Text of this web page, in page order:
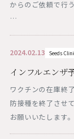
からのご依頼で行
…
2024.02.13 Seeds
インフルエンザ
ワクチンの在庫終
防接種を終了させ
お願いいたします